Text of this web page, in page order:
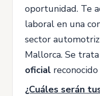
oportunidad. Te
laboral en una
sector automotriz
Mallorca. Se
oficial
¿Cuáles serán